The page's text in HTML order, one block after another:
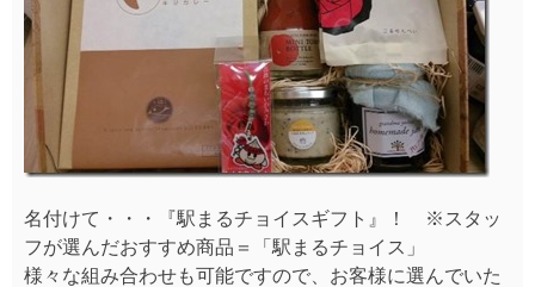
名付けて・・・『駅まるチョイスギフト』！ ※スタッ
フが選んだおすすめ商品＝「駅まるチョイス」
様々な組み合わせも可能ですので、お客様に選んでいた